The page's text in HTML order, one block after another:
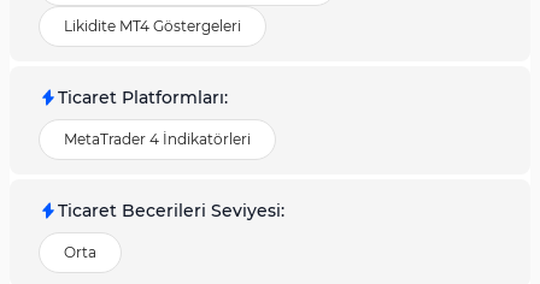
Likidite MT4 Göstergeleri
Ticaret Platformları:
MetaTrader 4 İndikatörleri
Ticaret Becerileri Seviyesi:
Orta